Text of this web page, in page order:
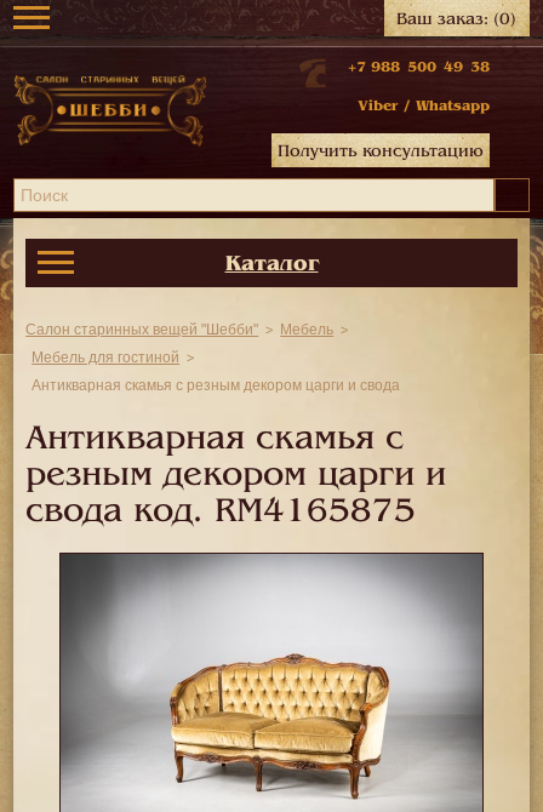
Ваш заказ:(0)
+7 988 500 49 38
Viber / Whatsapp
Получить консультацию
Каталог
Салон старинных вещей "Шебби"
Мебель
Мебель для гостиной
Антикварная скамья с резным декором царги и свода
Антикварная скамья с
резным декором царги и
свода код. RM4165875